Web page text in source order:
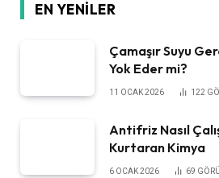
EN YENILER
Çamaşır Suyu
Yok Eder mi?
11 OCAK 2026 122
Antifriz Nasıl
Kurtaran Kimya
6 OCAK 2026 69